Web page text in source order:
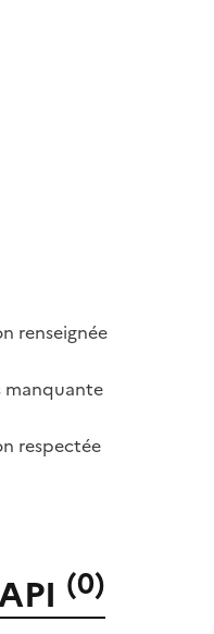
renseignée
manquante
respectée
(0)